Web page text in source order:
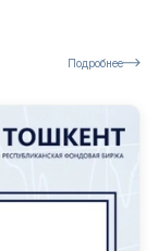
Подробнее